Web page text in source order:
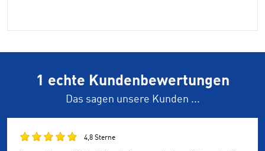
1 echte Kundenbewertungen
Das sagen unsere Kunden ...
4,8 Sterne